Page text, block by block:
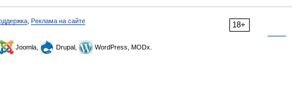
18+
Реклама на сайте
Joomla, Drupal, WordPress, MODx.